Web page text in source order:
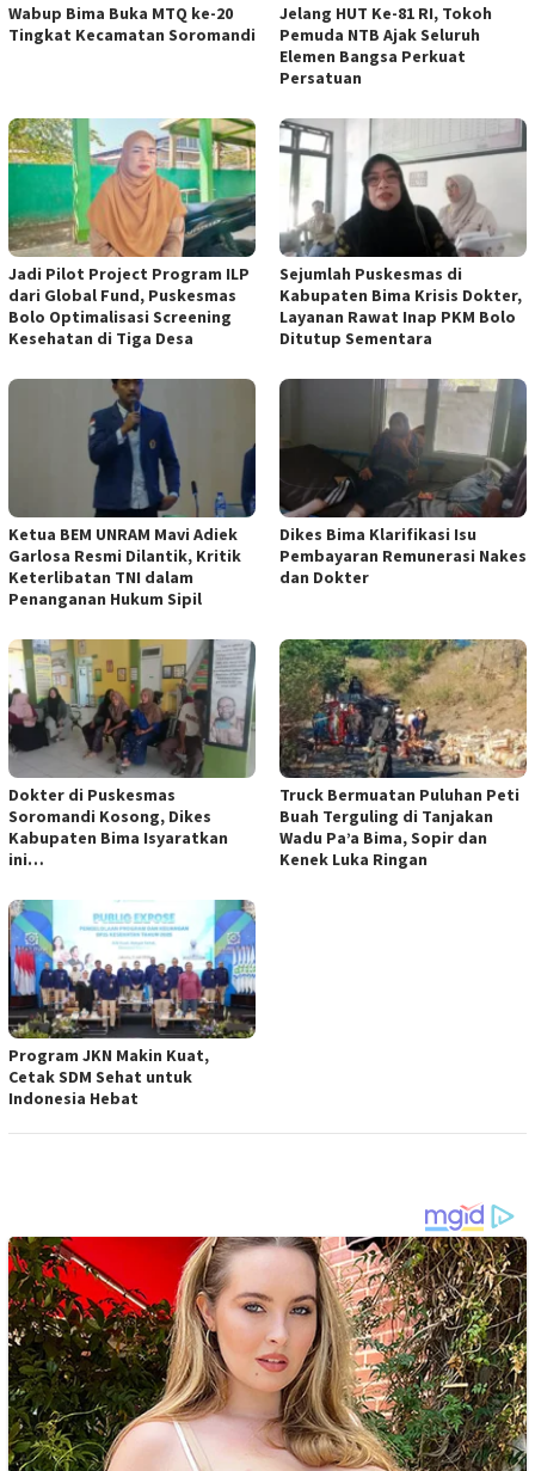
Wabup Bima Buka MTQ ke-20
Tingkat Kecamatan Soromandi
Jelang HUT Ke-81 RI, Tokoh
Pemuda NTB Ajak Seluruh
Elemen Bangsa Perkuat
Persatuan
Jadi Pilot Project Program ILP
dari Global Fund, Puskesmas
Bolo Optimalisasi Screening
Kesehatan di Tiga Desa
Sejumlah Puskesmas di
Kabupaten Bima Krisis Dokter,
Layanan Rawat Inap PKM Bolo
Ditutup Sementara
Ketua BEM UNRAM Mavi Adiek
Garlosa Resmi Dilantik, Kritik
Keterlibatan TNI dalam
Penanganan Hukum Sipil
Dikes Bima Klarifikasi Isu
Pembayaran Remunerasi Nakes
dan Dokter
Dokter di Puskesmas
Soromandi Kosong, Dikes
Kabupaten Bima Isyaratkan
ini…
Truck Bermuatan Puluhan Peti
Buah Terguling di Tanjakan
Wadu Pa’a Bima, Sopir dan
Kenek Luka Ringan
Program JKN Makin Kuat,
Cetak SDM Sehat untuk
Indonesia Hebat